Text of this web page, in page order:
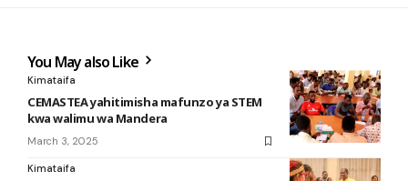
You May also Like
Kimataifa
CEMASTEA yahitimisha mafunzo ya STEM
kwa walimu wa Mandera
March 3, 2025
Kimataifa